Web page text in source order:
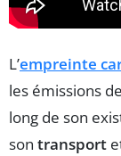
L’empreinte
les émissions
long de son
son transport